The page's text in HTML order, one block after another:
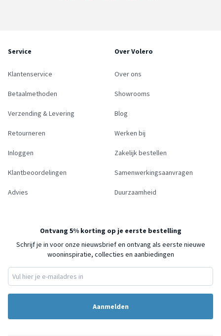
Service
Klantenservice
Betaalmethoden
Verzending & Levering
Retourneren
Inloggen
Klantbeoordelingen
Advies
Over Volero
Over ons
Showrooms
Blog
Werken bij
Zakelijk bestellen
Samenwerkingsaanvragen
Duurzaamheid
Ontvang 5% korting op je eerste bestelling
Schrijf je in voor onze nieuwsbrief en ontvang als eerste nieuwe
wooninspiratie, collecties en aanbiedingen
Aanmelden